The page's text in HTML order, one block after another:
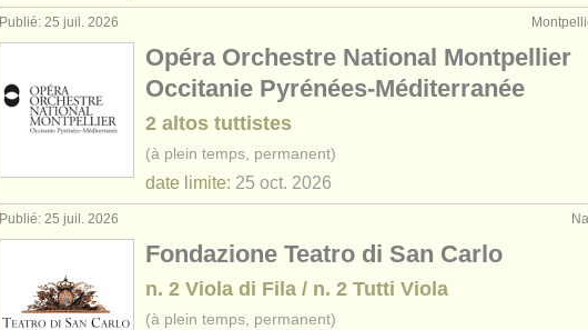
Publié: 25 juil. 2026
Opéra Orchestre National Montpellier
Occitanie Pyrénées-Méditerranée
2 altos tuttistes
(à plein temps, permanent)
date limite: 25 oct. 2026
Publié: 25 juil. 2026
Fondazione Teatro di San Carlo
n. 2 Viola di Fila / n. 2 Tutti Viola
(à plein temps, permanent)